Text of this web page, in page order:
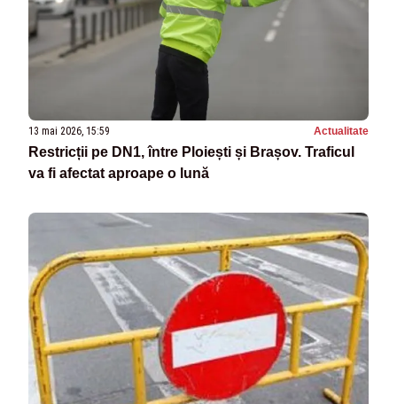
13 mai 2026, 15:59 Actualitate
Restricții pe DN1, între Ploiești și Brașov. Traficul
va fi afectat aproape o lună